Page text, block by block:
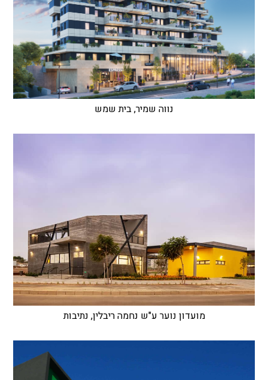
נווה שמיר, בית שמש
מועדון נוער ע"ש נחמה ריבלין, נתיבות